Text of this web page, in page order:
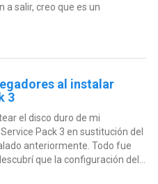
a salir, creo que es un
al instalar
3
el disco duro de mi
Pack 3 en sustitución del
anteriormente. Todo fue
que la configuración del...